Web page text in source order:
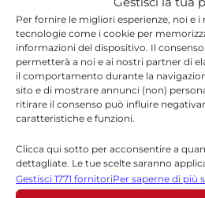
Per fornire le migliori esperienze, noi e
tecnologie come i cookie per
informazioni del dispositivo. Il
permetterà a noi e ai nostri partner di
il comportamento durante la
sito e di mostrare annunci (non)
ritirare il consenso può influire
caratteristiche e funzioni.
Clicca qui sotto per acconsentire a
dettagliate. Le tue scelte saranno
sito. È possibile modificare le
compreso il ritiro del consenso,
Gestisci 1771 fornitoriPer saperne di più
Nome*